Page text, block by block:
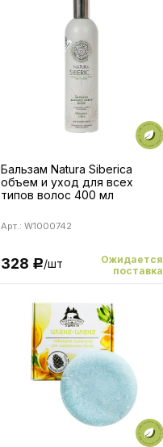
Бальзам Natura Siberica
объем и уход для всех
типов волос 400 мл
Арт.: W1000742
328 Р/шт
Ожидается
поставка